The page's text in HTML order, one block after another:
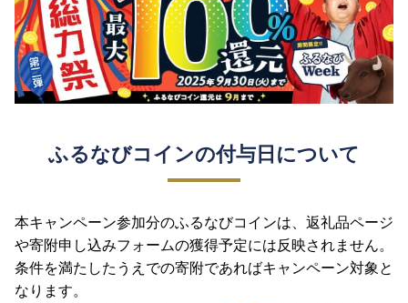
ふるなびコインの付与日について
本キャンペーン参加分のふるなびコインは、返礼品ページ
や寄附申し込みフォームの獲得予定には反映されません。
条件を満たしたうえでの寄附であればキャンペーン対象と
なります。